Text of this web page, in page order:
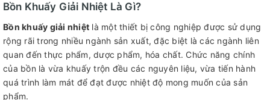
Bồn Khuấy Giải Nhiệt Là Gì?
Bồn khuấy giải nhiệt là một thiết bị công nghiệp được sử dụng
rộng rãi trong nhiều ngành sản xuất, đặc biệt là các ngành liên
quan đến thực phẩm, dược phẩm, hóa chất. Chức năng chính
của bồn là vừa khuấy trộn đều các nguyên liệu, vừa tiến hành
quá trình làm mát để đạt được nhiệt độ mong muốn của sản
phẩm.